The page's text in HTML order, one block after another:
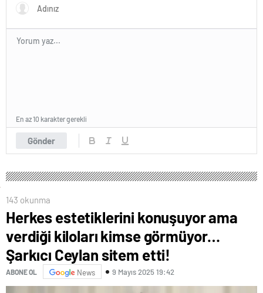
Gönder
En az 10 karakter gerekli
143 okunma
Herkes estetiklerini konuşuyor ama
verdiği kiloları kimse görmüyor…
Şarkıcı Ceylan sitem etti!
ABONE OL News 9 Mayıs 2025 19:42